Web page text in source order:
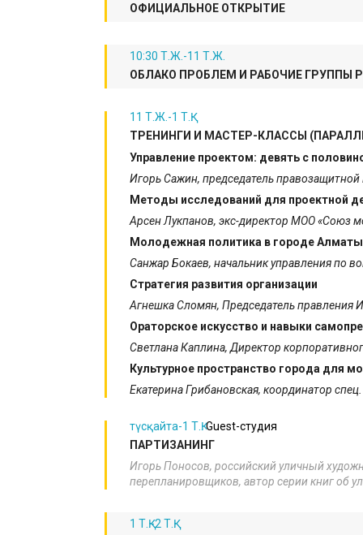
ОФИЦИАЛЬНОЕ ОТКРЫТИЕ
10:30 Т.Ж.-11 Т.Ж.
ОБЛАКО ПРОБЛЕМ И РАБОЧИЕ ГРУППЫ
11 Т.Ж.-1 Т.Қ.
ТРЕНИНГИ И МАСТЕР-КЛАССЫ
Управление проектом: девять с
Игорь Сажин, председатель
Методы исследований для проектной
Арсен Лукпанов, экс-директор МОО «Союз
Молодежная политика в городе Алматы
Санжар Бокаев, начальник управления по
Стратегия развития организации
Агнешка Сломян, Председатель правления
Ораторское искусство и навыки
Светлана Каплина, Директор
Культурное пространство города для
Екатерина Грибановская, координатор
түсқайта-1 Т.Қ.Guest-студия
ПАРТИЗАНИНГ
​Игорь Поносов, российский уличный
перепланировщиков, автор серии книг об
1 Т.Қ.-2 Т.Қ.